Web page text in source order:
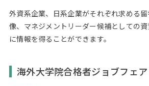
外資系企業、日系企業がそれぞれ求める
像、マネジメントリーダー候補としての
に情報を得ることができます。
海外大学院合格者ジョブフェ